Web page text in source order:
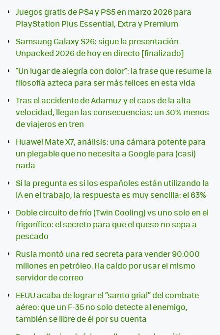
Juegos gratis de PS4 y PS5 en marzo 2026 para
PlayStation Plus Essential, Extra y Premium
Samsung Galaxy S26: sigue la presentación
Unpacked 2026 de hoy en directo [finalizado]
"Un lugar de alegría con dolor": la frase que resume la
filosofía azteca para ser más felices en esta vida
Tras el accidente de Adamuz y el caos de la alta
velocidad, llegan las consecuencias: un 30% menos
de viajeros en tren
Huawei Mate X7, análisis: una cámara potente para
un plegable que no necesita a Google para (casi)
nada
Si la pregunta es si los españoles están utilizando la
IA en el trabajo, la respuesta es muy sencilla: el 63%
Doble circuito de frío (Twin Cooling) vs uno solo en el
frigorífico: el secreto para que el queso no sepa a
pescado
Rusia montó una red secreta para vender 90.000
millones en petróleo. Ha caído por usar el mismo
servidor de correo
EEUU acaba de lograr el “santo grial” del combate
aéreo: que un F-35 no solo detecte al enemigo,
también se libre de él por su cuenta